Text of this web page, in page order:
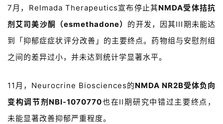
联
我
们
7月， Relmada Therapeutics宣布停止其NMDA受体拮抗
剂艾司美沙酮（esmethadone） 的开发，因其III期未能达
到「抑郁症症状评分改善」的主要终点。药物组与安慰剂组
之间的差异过小，并未达到统计学显著水平。
11 月， Neurocrine Biosciences的NMDA NR2B受体负向
变构调节剂 NBI-1070770也在II期研究中错过主要终点，
未能显著改善抑郁严重程度。